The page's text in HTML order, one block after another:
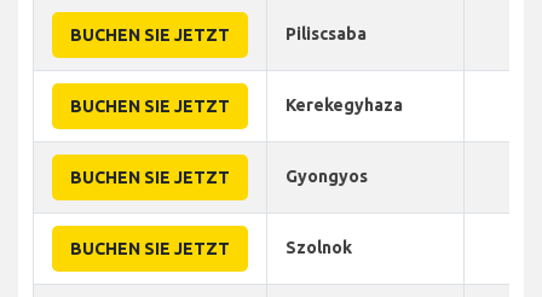
BUCHEN SIE JETZT Piliscsaba
BUCHEN SIE JETZT Kerekegyhaza
BUCHEN SIE JETZT Gyongyos
BUCHEN SIE JETZT Szolnok